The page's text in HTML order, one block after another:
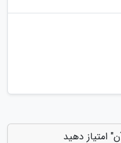
امتیاز دهید